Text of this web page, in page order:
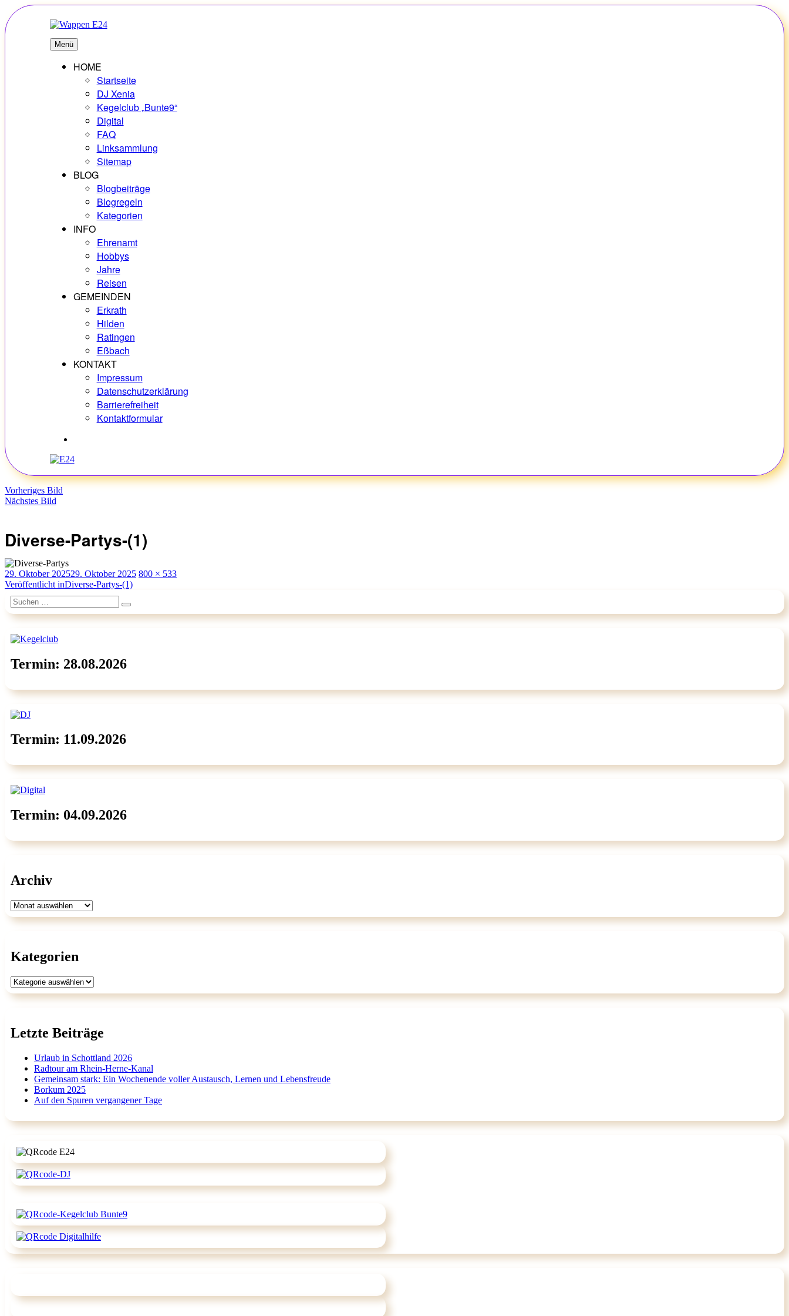
Zum
Inhalt
springen
E24
Erlebnisse – Hobbys – Vielfalt
Menü
HOME
Startseite
DJ Xenia
Kegelclub „Bunte9“
Digital
FAQ
Linksammlung
Sitemap
BLOG
Blogbeiträge
Blogregeln
Kategorien
INFO
Ehrenamt
Hobbys
Jahre
Reisen
GEMEINDEN
Erkrath
Hilden
Ratingen
Eßbach
KONTAKT
Impressum
Datenschutzerklärung
Barrierefreiheit
Kontaktformular
Vorheriges Bild
Nächstes Bild
Diverse-Partys-(1)
Veröffentlicht
am
29. Oktober 202529. Oktober 2025 Originalgröße
800 × 533
Beitragsnavigation
Veröffentlicht inDiverse-Partys-(1)
Suchen
nach:
Suchen
Termin: 28.08.2026
Termin: 11.09.2026
Termin: 04.09.2026
Archiv
Archiv
Kategorien
Kategorien
Letzte Beiträge
Urlaub in Schottland 2026
Radtour am Rhein-Herne-Kanal
Gemeinsam stark: Ein Wochenende voller Austausch, Lernen und Lebensfreude
Borkum 2025
Auf den Spuren vergangener Tage